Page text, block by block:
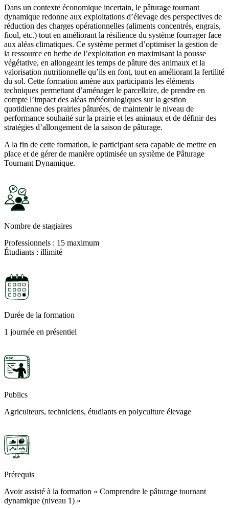
Dans un contexte économique incertain, le pâturage tournant
dynamique redonne aux exploitations d’élevage des perspectives de
réduction des charges opérationnelles (aliments concentrés, engrais,
fioul, etc.) tout en améliorant la résilience du système fourrager face
aux aléas climatiques. Ce système permet d’optimiser la gestion de
la ressource en herbe de l’exploitation en maximisant la pousse
végétative, en allongeant les temps de pâture des animaux et la
valorisation nutritionnelle qu’ils en font, tout en améliorant la fertilité
du sol. Cette formation amène aux participants les éléments
techniques permettant d’aménager le parcellaire, de prendre en
compte l’impact des aléas météorologiques sur la gestion
quotidienne des prairies pâturées, de maintenir le niveau de
performance souhaité sur la prairie et les animaux et de définir des
stratégies d’allongement de la saison de pâturage.
A la fin de cette formation, le participant sera capable de mettre en
place et de gérer de manière optimisée un système de Pâturage
Tournant Dynamique.
Nombre de stagiaires
Professionnels : 15 maximum
Étudiants : illimité
Durée de la formation
1 journée en présentiel
Publics
Agriculteurs, techniciens, étudiants en polyculture élevage
Prérequis
Avoir assisté à la formation « Comprendre le pâturage tournant
dynamique (niveau 1) »